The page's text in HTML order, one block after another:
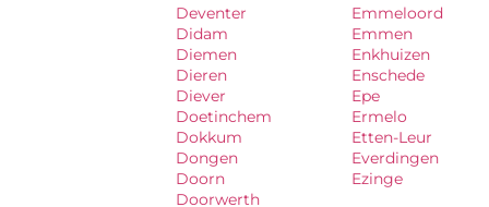
Deventer
Didam
Diemen
Dieren
Diever
Doetinchem
Dokkum
Dongen
Doorn
Doorwerth
Emmeloord
Emmen
Enkhuizen
Enschede
Epe
Ermelo
Etten-Leur
Everdingen
Ezinge